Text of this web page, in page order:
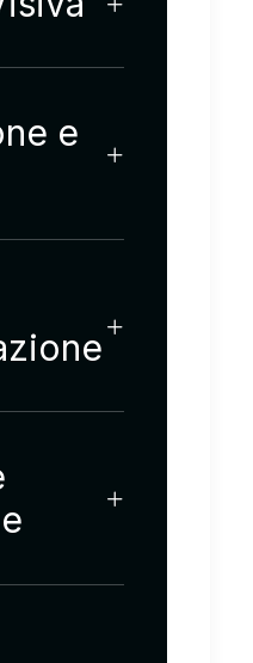
e